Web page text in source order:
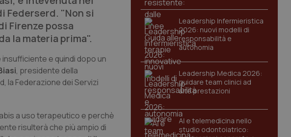
Federserd. "Non si
Firenze possa
la materia prima".
e quindi dopo un
, presidente della
la Federazione dei Servizi
a uso terapeutico e perchè
risulterà che più ampio di
innovative
Leadership Infermieristica
2026: nuovi modelli di
responsabilità e
autonomia
Leadership Medica 2026:
guidare team clinici ad
alte prestazioni
AI e telemedicina nello
studio odontoiatrico: